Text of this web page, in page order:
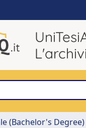
(Bachelor's Degree)